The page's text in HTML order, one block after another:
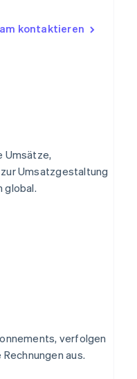
kontaktieren
Umsätze,
Umsatzgestaltung
global.
verfolgen
aus.